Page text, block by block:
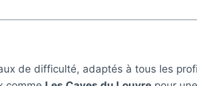
de difficulté, adaptés à tous les